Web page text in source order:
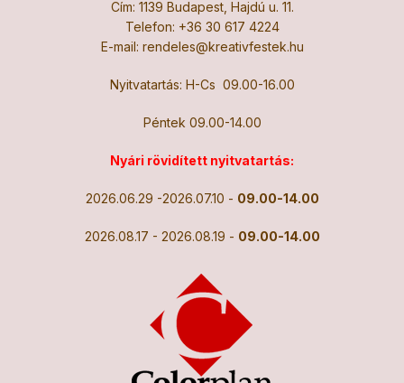
Cím: 1139 Budapest, Hajdú u. 11.
Telefon: +36 30 617 4224
E-mail: rendeles@kreativfestek.hu
Nyitvatartás: H-Cs 09.00-16.00
Péntek 09.00-14.00
Nyári rövidített nyitvatartás:
2026.06.29 -2026.07.10 - 09.00-14.00
2026.08.17 - 2026.08.19 - 09.00-14.00